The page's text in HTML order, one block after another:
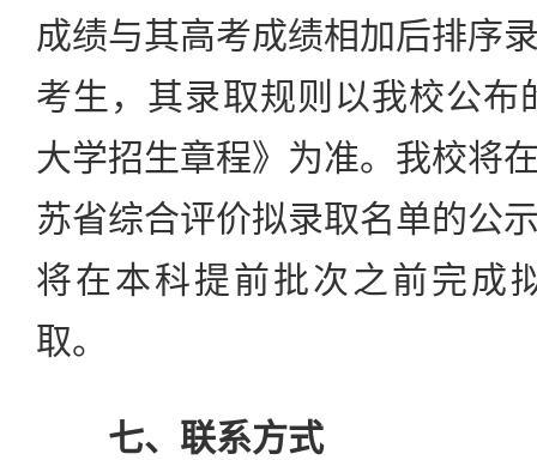
成绩与其高考成绩相加后排序
考生，其录取规则以我校公布
大学招生章程》为准。我校将
苏省综合评价拟录取名单的公
将在本科提前批次之前完成
取。
七、联系方式